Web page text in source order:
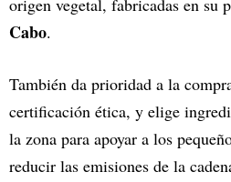
origen vegetal, fabricadas en su
Cabo.
También da prioridad a la
certificación ética, y elige
la zona para apoyar a los
reducir las emisiones de la